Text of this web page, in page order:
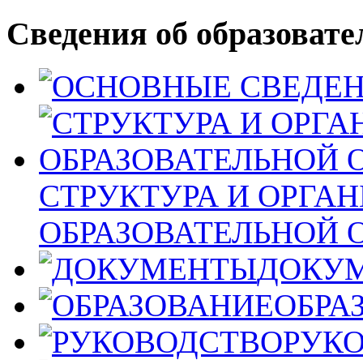
Сведения об
СТРУКТУРА И
ОБРАЗОВАТЕЛЬНОЙ